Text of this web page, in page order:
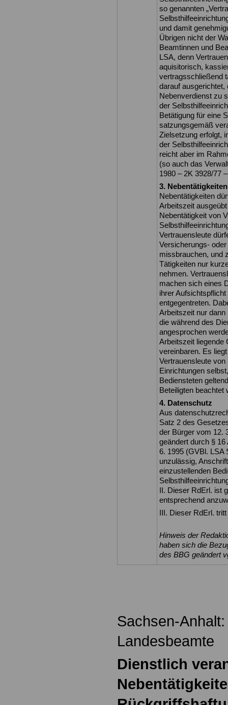
so genannten
und damit
Übrigen nicht der
Beamtinnen und
LSA, denn
aquisitorisch,
vertragsschließend
darauf ausgerichtet,
Nebenverdienst zu
der
Betätigung für eine
satzungsgemäß
Zielsetzung erfolgt,
der
reicht aber im
(so auch das
1980 – 2K 3928/77
3.
Nebentätigkeiten
Arbeitszeit
Nebentätigkeit von
Vertrauensleute
Versicherungs-
missbrauchen, und
Tätigkeiten nur
nehmen.
machen sich eines
ihrer
entgegentreten.
Arbeitszeit nur
die während des
angesprochen
Arbeitszeit liegende
vereinbaren. Es
Vertrauensleute
Einrichtungen
Bediensteten
Beteiligten beachtet
4. Datenschutz
Aus
Satz 2 des
der Bürger vom 12.
geändert durch §
6. 1995 (GVBl. LSA
unzulässig,
einzustellenden
II. Dieser RdErl. ist
entsprechend
III. Dieser RdErl.
Hinweis der
haben sich die
des BBG geändert
Sachsen-
Landesbeamte
Dienstlich